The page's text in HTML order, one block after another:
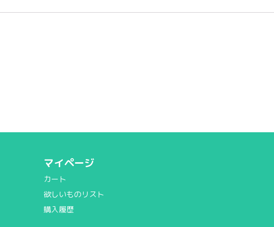
マイページ
カート
欲しいものリスト
購入履歴